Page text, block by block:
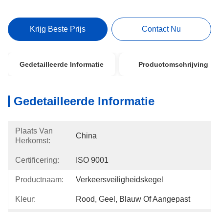
Krijg Beste Prijs Contact Nu
Gedetailleerde Informatie Productomschrijving
Gedetailleerde Informatie
Plaats Van
Herkomst:
China
Certificering: ISO 9001
Productnaam: Verkeersveiligheidskegel
Kleur: Rood, Geel, Blauw Of Aangepast